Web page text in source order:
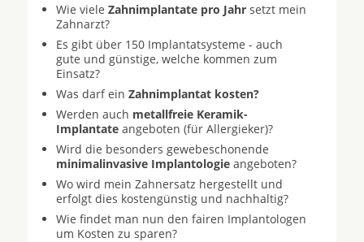
Wie viele Zahnimplantate pro Jahr setzt mein
Zahnarzt?
Es gibt über 150 Implantatsysteme - auch
gute und günstige, welche kommen zum
Einsatz?
Was darf ein Zahnimplantat kosten?
Werden auch metallfreie Keramik-
Implantate angeboten (für Allergieker)?
Wird die besonders gewebeschonende
minimalinvasive Implantologie angeboten?
Wo wird mein Zahnersatz hergestellt und
erfolgt dies kostengünstig und nachhaltig?
Wie findet man nun den fairen Implantologen
um Kosten zu sparen?